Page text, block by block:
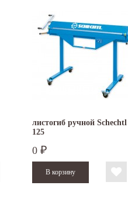
листогиб ручной
125
0 ₽